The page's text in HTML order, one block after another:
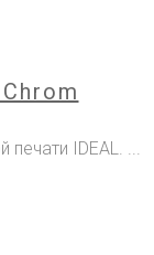
IDEAL. ...